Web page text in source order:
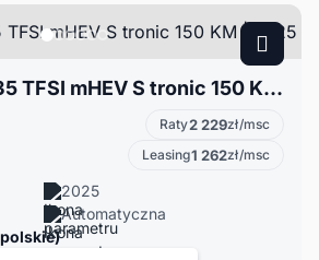
Audi Q3 II 1.5 35 TFSI mHEV S tronic 150 KM | 2025
Raty2 229zł/msc
Leasing1 262zł/msc
2025
Automatyczna